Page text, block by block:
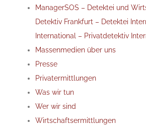
ManagerSOS – Detektei und
Detektiv Frankfurt – Detektei
International – Privatdetektiv
Massenmedien über uns
Presse
Privatermittlungen
Was wir tun
Wer wir sind
Wirtschaftsermittlungen